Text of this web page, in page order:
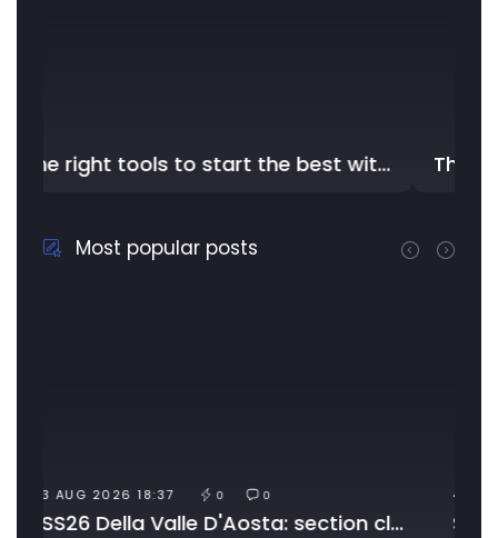
Most popular posts
4 AUG 2026 20:41 0
SS372 Telesina: slow traffic